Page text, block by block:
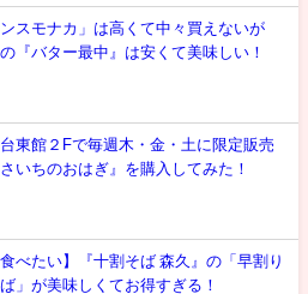
ンスモナカ」は高くて中々買えないが
の『バター最中』は安くて美味しい！
東館２Fで毎週木・金・土に限定販売
いちのおはぎ』を購入してみた！
食べたい】『十割そば 森久』の「早割り
」が美味しくてお得すぎる！